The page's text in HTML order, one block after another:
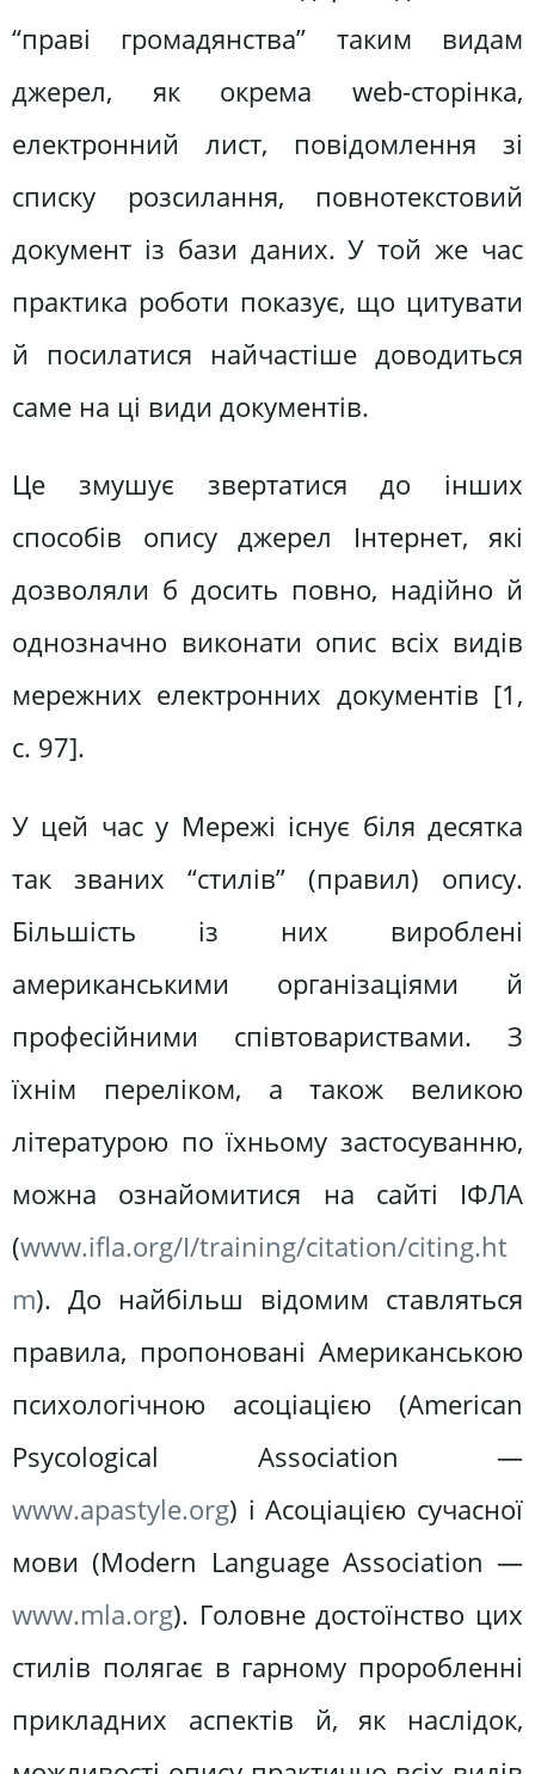
“праві громадянства” таким видам
джерел, як окрема web-сторінка,
електронний лист, повідомлення зі
списку розсилання, повнотекстовий
документ із бази даних. У той же час
практика роботи показує, що цитувати
й посилатися найчастіше доводиться
саме на ці види документів.
Це змушує звертатися до інших
способів опису джерел Інтернет, які
дозволяли б досить повно, надійно й
однозначно виконати опис всіх видів
мережних електронних документів [1,
c. 97].
У цей час у Мережі існує біля десятка
так званих “стилів” (правил) опису.
Більшість із них вироблені
американськими організаціями й
професійними співтовариствами. З
їхнім переліком, а також великою
літературою по їхньому застосуванню,
можна ознайомитися на сайті ІФЛА
(www.ifla.org/I/training/citation/citing.ht
m). До найбільш відомим ставляться
правила, пропоновані Американською
психологічною асоціацією (American
Psycological Association —
www.apastyle.org) і Асоціацією сучасної
мови (Modern Language Association —
www.mla.org). Головне достоїнство цих
стилів полягає в гарному проробленні
прикладних аспектів й, як наслідок,